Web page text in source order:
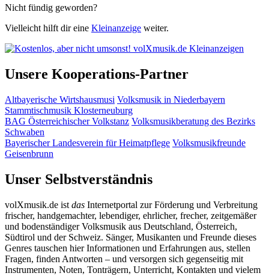
Nicht fündig geworden?
Vielleicht hilft dir eine Kleinanzeige weiter.
Unsere Kooperations-Partner
Altbayerische Wirtshausmusi Volksmusik in Niederbayern
Stammtischmusik Klosterneuburg
BAG Österreichischer Volkstanz Volksmusikberatung des Bezirks
Schwaben
Bayerischer Landesverein für Heimatpflege Volksmusikfreunde
Geisenbrunn
Unser Selbstverständnis
volXmusik.de ist das Internetportal zur Förderung und Verbreitung
frischer, handgemachter, lebendiger, ehrlicher, frecher, zeitgemäßer
und bodenständiger Volksmusik aus Deutschland, Österreich,
Südtirol und der Schweiz. Sänger, Musikanten und Freunde dieses
Genres tauschen hier Informationen und Erfahrungen aus, stellen
Fragen, finden Antworten – und versorgen sich gegenseitig mit
Instrumenten, Noten, Tonträgern, Unterricht, Kontakten und vielem